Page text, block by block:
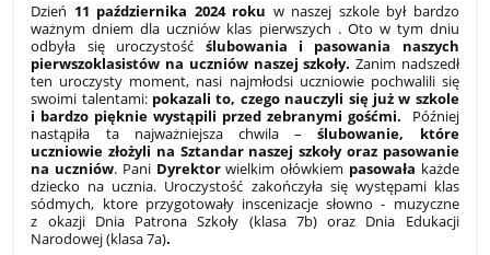
Dzień 11 października 2024 roku w naszej szkole był bardzo
ważnym dniem dla uczniów klas pierwszych . Oto w tym dniu
odbyła się uroczystość ślubowania i pasowania naszych
pierwszoklasistów na uczniów naszej szkoły. Zanim nadszedł
ten uroczysty moment, nasi najmłodsi uczniowie pochwalili się
swoimi talentami:pokazali to, czego nauczyli się już w szkole
i bardzo pięknie wystąpili przed zebranymi gośćmi. Później
nastąpiła ta najważniejsza chwila –ślubowanie, które
uczniowie złożyli na Sztandar naszej szkoły oraz pasowanie
na uczniów. Pani Dyrektorwielkim ołówkiem pasowała każde
dziecko na ucznia. Uroczystość zakończyła się występami klas
sódmych, ktore przygotowały inscenizacje słowno - muzyczne
z okazji Dnia Patrona Szkoły (klasa 7b) oraz Dnia Edukacji
Narodowej (klasa 7a).